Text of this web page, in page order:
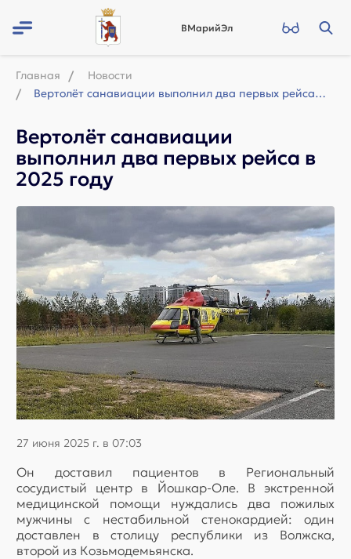
ВМарийЭл
Главная
Новости
Вертолёт санавиации выполнил два первых рейса в 2025 году
Вертолёт санавиации
выполнил два первых рейса в
2025 году
27 июня 2025 г. в 07:03
Он доставил пациентов в Региональный
сосудистый центр в Йошкар-Оле. В экстренной
медицинской помощи нуждались два пожилых
мужчины с нестабильной стенокардией: один
доставлен в столицу республики из Волжска,
второй из Козьмодемьянска.